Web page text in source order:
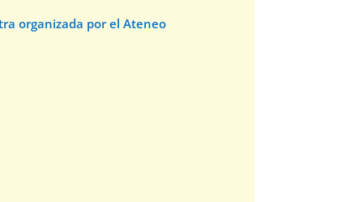
organizada por el Ateneo